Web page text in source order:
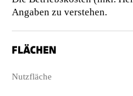
Angaben zu verstehen.
FLÄCHEN
Nutzfläche